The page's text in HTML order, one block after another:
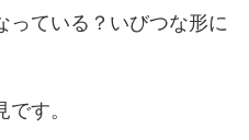
っている？いびつな形に
す。